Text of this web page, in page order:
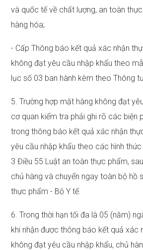
và quốc tế về chất lượng, an toàn
hàng hóa;
- Cấp Thông báo kết quả xác nhận
không đạt yêu cầu nhập khẩu theo
lục số 03 ban hành kèm theo Thông
5. Trường hợp mặt hàng không đạt
cơ quan kiểm tra phải ghi rõ các biện
trong thông báo kết quả xác nhận
yêu cầu nhập khẩu theo các hình
3 Điều 55 Luật an toàn thực phẩm,
chủ hàng và chuyển ngay toàn bộ hồ
thực phẩm - Bộ Y tế.
6. Trong thời hạn tối đa là 05 (năm)
khi nhận được thông báo kết quả xác
không đạt yêu cầu nhập khẩu, chủ